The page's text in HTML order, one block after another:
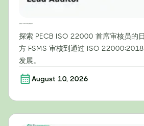
探索 PECB ISO 22000 首席审核员的
方 FSMS 审核到通过 ISO
发展。
August 10, 2026